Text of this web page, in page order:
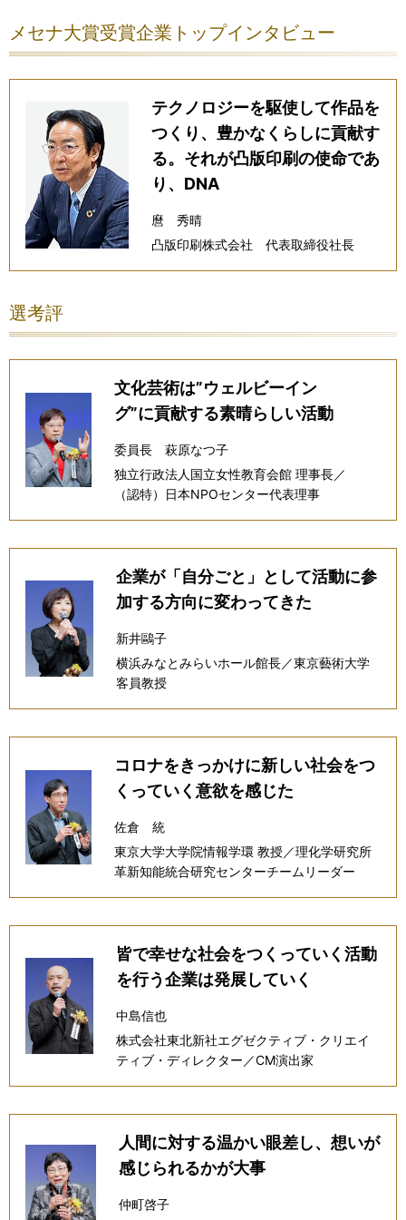
メセナ大賞受賞企業トップインタビュー
テクノロジーを駆使して作品を
つくり、豊かなくらしに貢献す
る。それが凸版印刷の使命であ
り、DNA
麿 秀晴
凸版印刷株式会社 代表取締役社長
選考評
文化芸術は”ウェルビーイン
グ”に貢献する素晴らしい活動
委員長 萩原なつ子
独立行政法人国立女性教育会館 理事長／
（認特）日本NPOセンター代表理事
企業が「自分ごと」として活動に参
加する方向に変わってきた
新井鷗子
横浜みなとみらいホール館長／東京藝術大学
客員教授
コロナをきっかけに新しい社会をつ
くっていく意欲を感じた
佐倉 統
東京大学大学院情報学環 教授／理化学研究所
革新知能統合研究センターチームリーダー
皆で幸せな社会をつくっていく活動
を行う企業は発展していく
中島信也
株式会社東北新社エグゼクティブ・クリエイ
ティブ・ディレクター／CM演出家
人間に対する温かい眼差し、想いが
感じられるかが大事
仲町啓子